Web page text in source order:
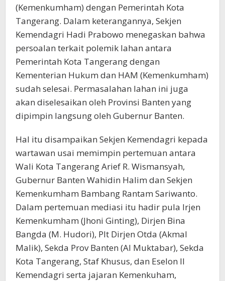
(Kemenkumham) dengan Pemerintah Kota
Tangerang. Dalam keterangannya, Sekjen
Kemendagri Hadi Prabowo menegaskan bahwa
persoalan terkait polemik lahan antara
Pemerintah Kota Tangerang dengan
Kementerian Hukum dan HAM (Kemenkumham)
sudah selesai. Permasalahan lahan ini juga
akan diselesaikan oleh Provinsi Banten yang
dipimpin langsung oleh Gubernur Banten.
Hal itu disampaikan Sekjen Kemendagri kepada
wartawan usai memimpin pertemuan antara
Wali Kota Tangerang Arief R. Wismansyah,
Gubernur Banten Wahidin Halim dan Sekjen
Kemenkumham Bambang Rantam Sariwanto.
Dalam pertemuan mediasi itu hadir pula Irjen
Kemenkumham (Jhoni Ginting), Dirjen Bina
Bangda (M. Hudori), Plt Dirjen Otda (Akmal
Malik), Sekda Prov Banten (Al Muktabar), Sekda
Kota Tangerang, Staf Khusus, dan Eselon II
Kemendagri serta jajaran Kemenkuham,